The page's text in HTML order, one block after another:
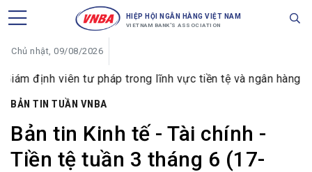
HIỆP HỘI NGÂN HÀNG VIỆT NAM
VIETNAM BANK'S ASSOCIATION
Chủ nhật, 09/08/2026
viên tư pháp trong lĩnh vực tiền tệ và ngân hàng VIB
BẢN TIN TUẦN VNBA
Bản tin Kinh tế - Tài chính -
Tiền tệ tuần 3 tháng 6 (17-